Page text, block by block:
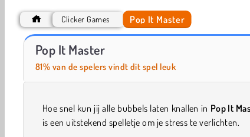
Clicker Games Pop It Master
Pop It Master
81% van de spelers vindt dit spel leuk
Hoe snel kun jij alle bubbels laten knallen in Pop It
is een uitstekend spelletje om je stress te verlichten.